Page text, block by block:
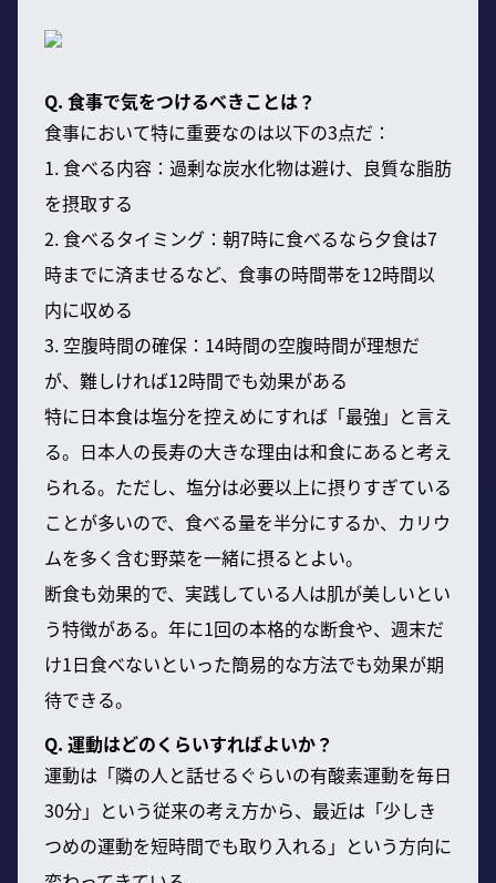
Q. 食事で気をつけるべきことは？
食事において特に重要なのは以下の3点だ：
1. 食べる内容：過剰な炭水化物は避け、良質な脂肪
を摂取する
2. 食べるタイミング：朝7時に食べるなら夕食は7
時までに済ませるなど、食事の時間帯を12時間以
内に収める
3. 空腹時間の確保：14時間の空腹時間が理想だ
が、難しければ12時間でも効果がある
特に日本食は塩分を控えめにすれば「最強」と言え
る。日本人の長寿の大きな理由は和食にあると考え
られる。ただし、塩分は必要以上に摂りすぎている
ことが多いので、食べる量を半分にするか、カリウ
ムを多く含む野菜を一緒に摂るとよい。
断食も効果的で、実践している人は肌が美しいとい
う特徴がある。年に1回の本格的な断食や、週末だ
け1日食べないといった簡易的な方法でも効果が期
待できる。
Q. 運動はどのくらいすればよいか？
運動は「隣の人と話せるぐらいの有酸素運動を毎日
30分」という従来の考え方から、最近は「少しき
つめの運動を短時間でも取り入れる」という方向に